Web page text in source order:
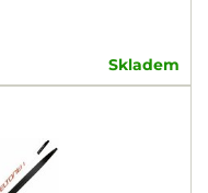
Skladem